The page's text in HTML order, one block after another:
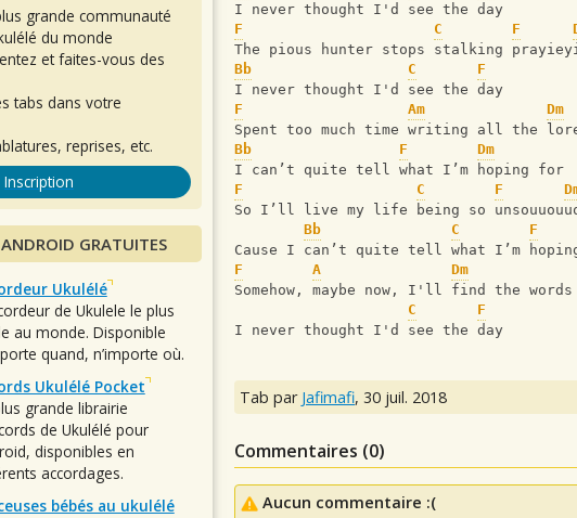
I never thought I'd see the day
F
C F
The pious hunter stops stalking
Bb
C
F
I never thought I'd see the day
F
Am
Dm
Spent too much time writing all the
Bb
F
Dm
I can’t quite tell what I’m hoping for
F
C F
So I’ll live my life being so
Bb
C
F
Cause I can’t quite tell what I’m
F
A Dm
Somehow, maybe now, I'll find the
C
F
I never thought I'd see the day
Tab par Jafimafi, 30 juil. 2018
Commentaires (0)
Aucun commentaire :(
grande communauté
du monde
et faites-vous des
tabs dans votre
reprises, etc.
Inscription
GRATUITES
Ukulélé
de Ukulele le plus
au monde. Disponible
quand, n’importe où.
Ukulélé Pocket
grande librairie
de Ukulélé pour
disponibles en
accordages.
bébés au ukulélé